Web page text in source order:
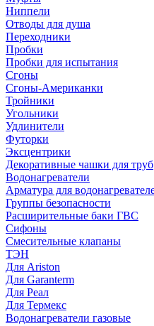
Ниппели
Отводы для душа
Переходники
Пробки
Пробки для испытания
Сгоны
Сгоны-Американки
Тройники
Угольники
Удлинители
Футорки
Эксцентрики
Декоративные чашки для труб
Водонагреватели
Арматура для
Группы безопасности
Расширительные баки ГВС
Сифоны
Смесительные клапаны
ТЭН
Для Ariston
Для Garanterm
Для Реал
Для Термекс
Водонагреватели газовые